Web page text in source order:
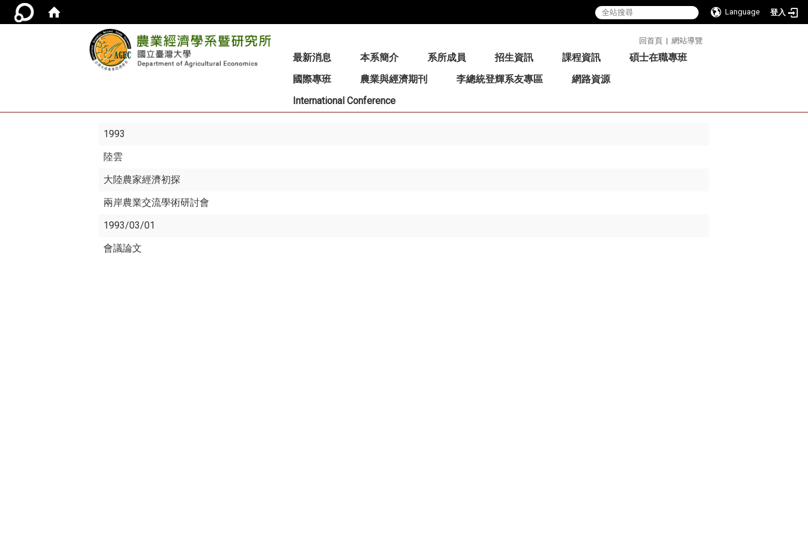
Language 登入
回首頁 | 網站導覽
最新消息 本系簡介 系所成員 招生資訊 課程資訊
碩士在職專班
國際專班
農業與經濟期刊 李總統登輝系友專區
網路資源
International Conference
1993
陸雲
大陸農家經濟初探
兩岸農業交流學術研討會
1993/03/01
會議論文